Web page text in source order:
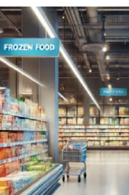
Tarım ve Orman
yeni bir uygulamayı
ürünlerin satışı
tarihi aşılmış bazı
sunulabilecek.